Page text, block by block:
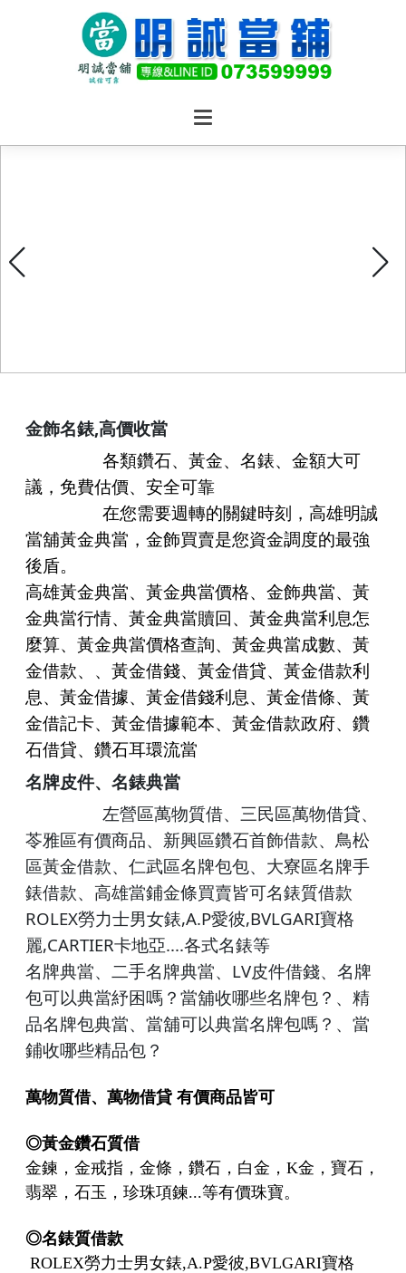
金飾名錶,高價收當
各類鑽石、黃金、名錶、金額大可
議，免費估價、安全可靠
在您需要週轉的關鍵時刻， 高雄明誠
當舖黃金典當，金飾買賣是您資金調度的最強
後盾。
高雄黃金典當、 黃金典當價格、 金飾典當、 黃
金典當行情、 黃金典當贖回、黃金典當利息怎
麼算、黃金典當價格查詢、黃金典當成數、黃
金借款、、黃金借錢、黃金借貸、 黃金借款利
息、黃金借據、 黃金借錢利息、黃金借條、黃
金借記卡、黃金借據範本、黃金借款政府、鑽
石借貸、鑽石耳環流當
名牌皮件、 名錶典當
左營 區萬物質借、 三民區萬物借貸、
苓雅區有價商品、 新興區鑽石首飾借款、 鳥松
區黃金借款、 仁武區名牌包包、大寮區名牌手
錶借款、高雄當鋪金條買賣皆可名錶質借款
ROLEX勞力士男女錶,A.P愛彼,BVLGARI寶格
麗,CARTIER卡地亞....各式名錶等
名牌典當、二手名牌典當、 LV皮件借錢、 名牌
包可以典當紓困嗎？當舖收哪些名牌包？ 、 精
品名牌包典當、 當舖可以典當名牌包嗎？ 、 當
鋪收哪些精品包？
萬物質借、萬物借貸 有價商品皆可
◎黃金鑽石質借
金鍊，金戒指，金條，鑽石，白金，K金，寶石，
翡翠，石玉，珍珠項鍊...等有價珠寶。
◎名錶質借款
ROLEX勞力士男女錶,A.P愛彼,BVLGARI寶格